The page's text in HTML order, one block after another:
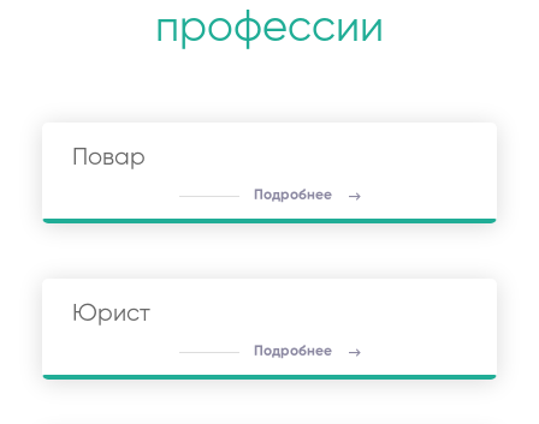
профессии
Повар
Подробнее
Юрист
Подробнее